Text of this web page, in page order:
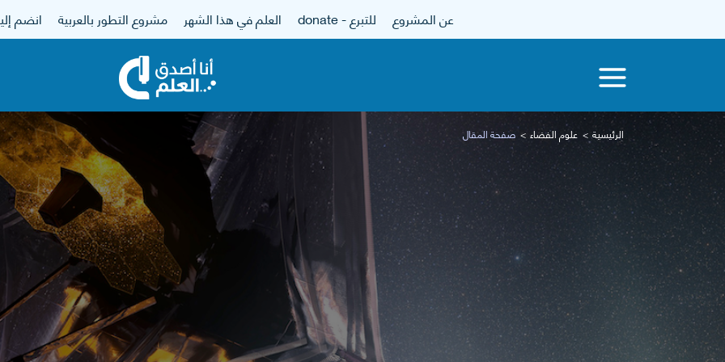
عن المشروع للتبرع - donate العلم في هذا الشهر مشروع التطور بالعربية انضم
الرئيسية علوم الفضاء صفحة المقال